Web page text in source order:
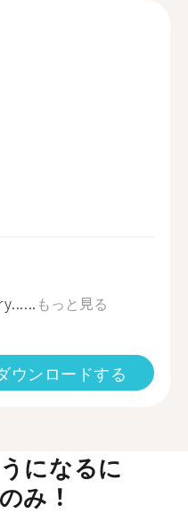
もっと見る
ウンロードする
になるに
み！